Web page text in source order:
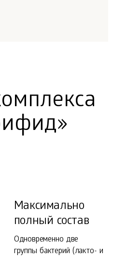
Максимально
полный состав
Одновременно две
группы бактерий (лакто- и